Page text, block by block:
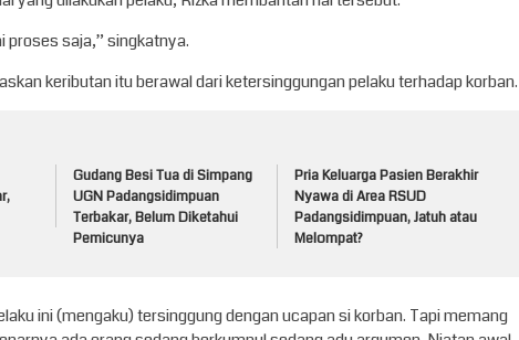
proses saja,” singkatnya.
keributan itu berawal dari ketersinggungan pelaku terhadap korban.
Gudang Besi Tua di Simpang
UGN Padangsidimpuan
Terbakar, Belum Diketahui
Pemicunya
Pria Keluarga Pasien Berakhir
Nyawa di Area RSUD
Padangsidimpuan, Jatuh atau
Melompat?
ini (mengaku) tersinggung dengan ucapan si korban. Tapi memang